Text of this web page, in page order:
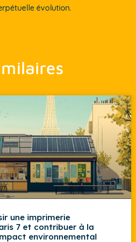
évolution.
une imprimerie
7 et contribuer à la
environnemental